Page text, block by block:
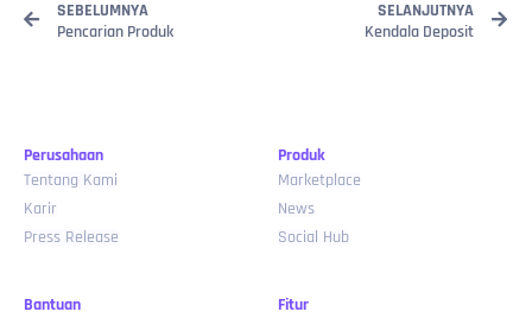
SEBELUMNYA
Pencarian Produk
SELANJUTNYA
Kendala Deposit
Perusahaan
Tentang Kami
Karir
Press Release
Produk
Marketplace
News
Social Hub
Bantuan
Fitur